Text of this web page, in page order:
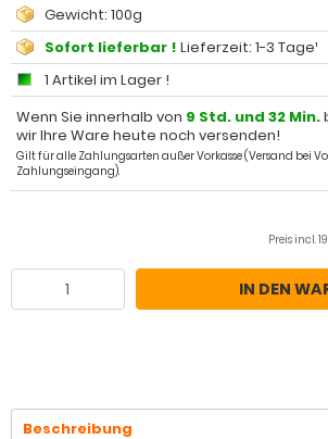
Gewicht: 100g
Sofort lieferbar ! Lieferzeit: 1-3 Tage¹
1 Artikel im Lager !
Wenn Sie innerhalb von 9 Std. und 32 Min.
wir Ihre Ware heute noch versenden!
Gilt für alle Zahlungsarten außer Vorkasse (Versand bei
Zahlungseingang).
Preis incl.
IN DEN
Beschreibung